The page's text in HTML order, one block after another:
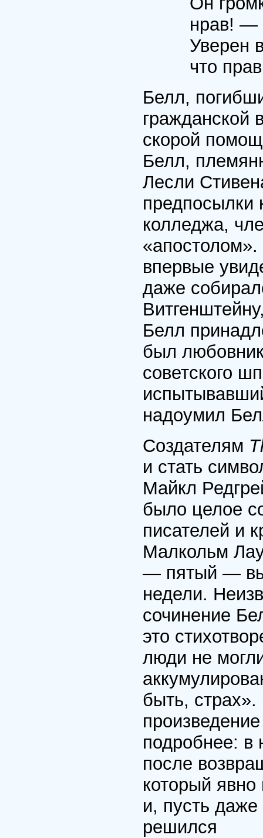
нрав! —
Уверен
что
Белл,
скорой
Белл,
Лесли
предпосылки
колледжа,
впервые
даже
Белл
был
советского
надоумил
Создателям
и стать
Майкл
было целое
писателей и
Малкольм
— пятый —
недели.
сочинение
это
люди не
быть, страх».
подробнее: в
после
который явно
и, пусть
решился